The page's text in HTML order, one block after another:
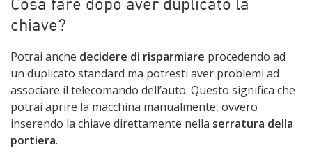
Cosa fare dopo aver duplicato la
chiave?
Potrai anche decidere di risparmiare procedendo ad
un duplicato standard ma potresti aver problemi ad
associare il telecomando dell’auto. Questo significa che
potrai aprire la macchina manualmente, ovvero
inserendo la chiave direttamente nella serratura della
portiera.